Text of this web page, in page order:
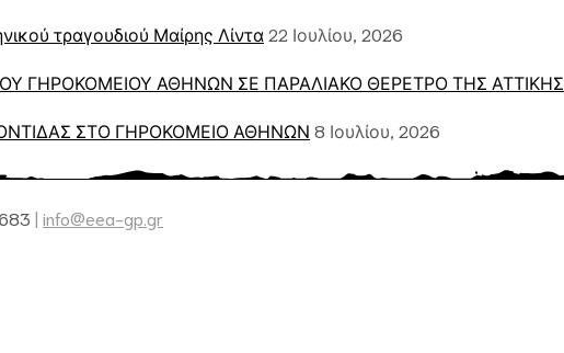
τραγουδιού Μαίρης Λίντα22 Ιουλίου, 2026
ΓΗΡΟΚΟΜΕΙΟΥ ΑΘΗΝΩΝ ΣΕ ΠΑΡΑΛΙΑΚΟ ΘΕΡΕΤΡΟ ΤΗΣ ΑΤΤΙΚΗΣ
ΣΤΟ ΓΗΡΟΚΟΜΕΙΟ ΑΘΗΝΩΝ 8 Ιουλίου, 2026
| info@eea-gp.gr